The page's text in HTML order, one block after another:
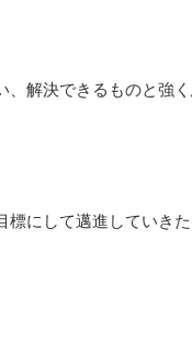
解決できるものと強く
標にして邁進していきた